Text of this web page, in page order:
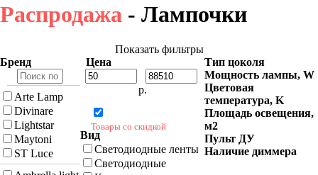
Распродажа - Лампочки
Показать фильтры
Бренд
Arte Lamp
Divinare
Lightstar
Maytoni
ST Luce
Цена
р.
Товары со скидкой
Вид
Светодиодные ленты
Светодиодные
Тип цоколя
Мощность лампы, W
Цветовая
температура, K
Площадь освещения,
м2
Пульт ДУ
Наличие диммера